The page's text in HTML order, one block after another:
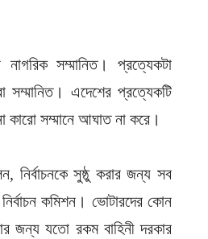
সম্মানিত। প্রত্যেকটা
সম্মানিত। এদেশের প্রত্যেকটি
কারো সম্মানে আঘাত না করে।
সুষ্ঠু করার জন্য সব
কমিশন। ভোটারদের কোন
জন্য যতো রকম বাহিনী দরকার